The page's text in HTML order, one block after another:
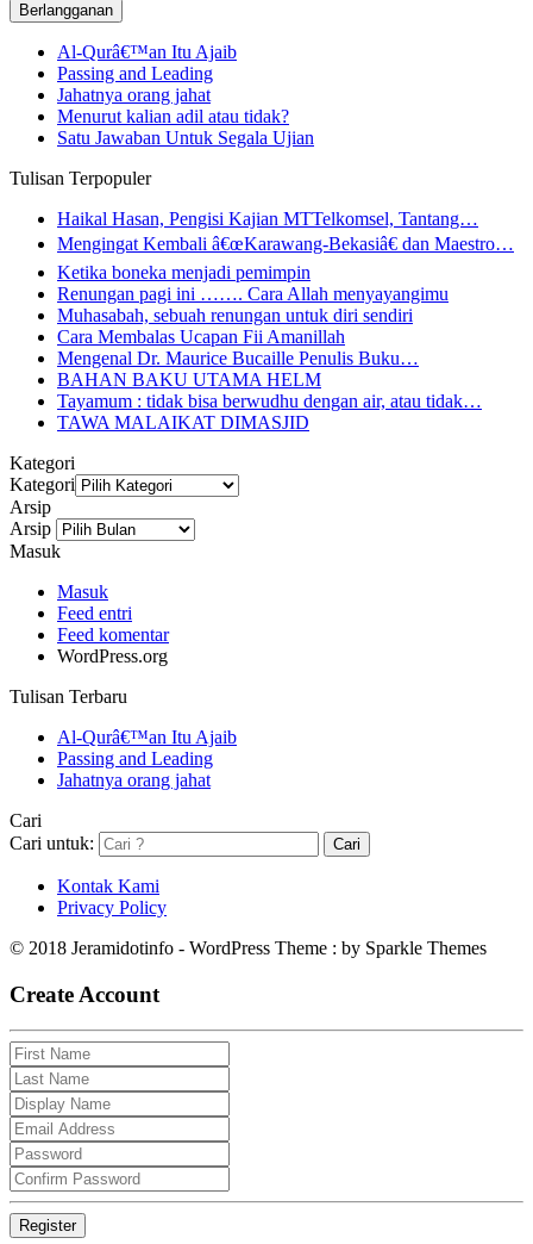
Al-Qurâ€™an Itu Ajaib
Passing and Leading
Jahatnya orang jahat
Menurut kalian adil atau tidak?
Satu Jawaban Untuk Segala Ujian
Tulisan Terpopuler
Haikal Hasan, Pengisi Kajian MTTelkomsel, Tantang…
Mengingat Kembali â€œKarawang-Bekasiâ€ dan Maestro…
Ketika boneka menjadi pemimpin
Renungan pagi ini ……. Cara Allah menyayangimu
Muhasabah, sebuah renungan untuk diri sendiri
Cara Membalas Ucapan Fii Amanillah
Mengenal Dr. Maurice Bucaille Penulis Buku…
BAHAN BAKU UTAMA HELM
Tayamum : tidak bisa berwudhu dengan air, atau tidak…
TAWA MALAIKAT DIMASJID
Kategori
Kategori
Arsip
Arsip
Masuk
Masuk
Feed entri
Feed komentar
WordPress.org
Tulisan Terbaru
Al-Qurâ€™an Itu Ajaib
Passing and Leading
Jahatnya orang jahat
Cari
Cari untuk:
Kontak Kami
Privacy Policy
© 2018 Jeramidotinfo - WordPress Theme : by Sparkle Themes
Create Account